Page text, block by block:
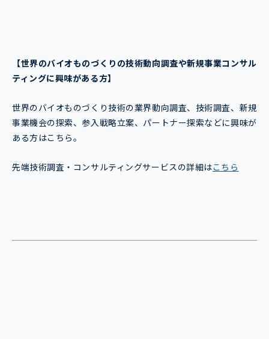
【世界のバイオものづくり の技術動向調査や新規事業コンサル
ティングに興味がある方】
世界のバイオものづくり技術の業界動向調査、技術調査、新規
事業機会の探索、参入戦略立案、パートナー探索などに興味が
ある方はこちら。
先端技術調査・コンサルティングサービスの詳細はこちら